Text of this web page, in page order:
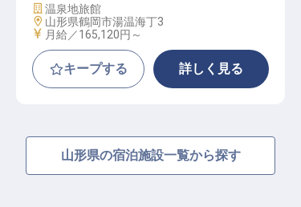
施設業態
温泉地旅館
勤務地
山形県鶴岡市湯温海丁3
給与
月給／165,120円～
キープする 詳しく見る
山形県の宿泊施設一覧から探す